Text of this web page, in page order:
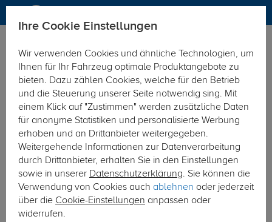
Hier geht's zur Fahrzeugübersicht: Peugeot Expert
Ihre Cookie Einstellungen
Wir verwenden Cookies und ähnliche Technologien, um
Ihnen für Ihr Fahrzeug optimale Produktangebote zu
bieten. Dazu zählen Cookies, welche für den Betrieb
und die Steuerung unserer Seite notwendig sing. Mit
einem Klick auf "Zustimmen" werden zusätzliche Daten
für anonyme Statistiken und personalisierte Werbung
erhoben und an Drittanbieter weitergegeben.
Weitergehende Informationen zur Datenverarbeitung
durch Drittanbieter, erhalten Sie in den Einstellungen
sowie in unserer Datenschutzerklärung. Sie können die
Verwendung von Cookies auch ablehnen oder jederzeit
über die Cookie-Einstellungen anpassen oder
widerrufen.